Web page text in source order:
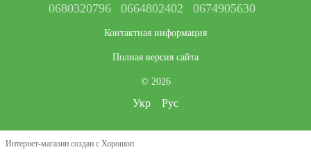
0680320796 0664802402 0674905630
Контактная информация
Полная версия сайта
© 2026
Укр Рус
Интернет-магазин создан с Хорошоп